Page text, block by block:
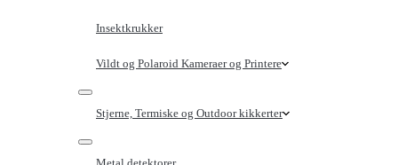
Insektkrukker
Vildt og Polaroid Kameraer og Printere
Stjerne, Termiske og Outdoor kikkerter